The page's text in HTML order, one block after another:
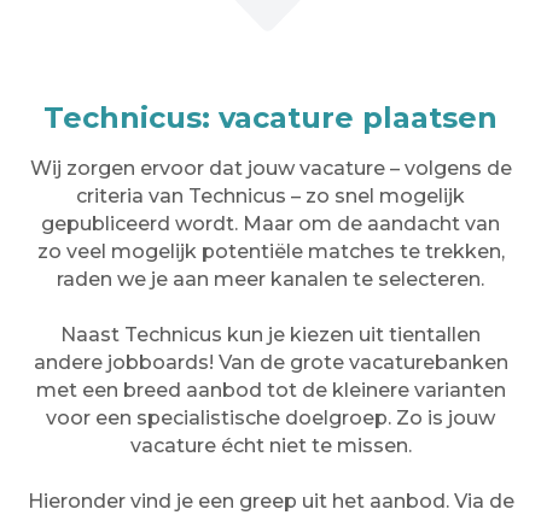
Technicus: vacature plaatsen
Wij zorgen ervoor dat jouw vacature – volgens de
criteria van Technicus – zo snel mogelijk
gepubliceerd wordt. Maar om de aandacht van
zo veel mogelijk potentiële matches te trekken,
raden we je aan meer kanalen te selecteren.
Naast Technicus kun je kiezen uit tientallen
andere jobboards! Van de grote vacaturebanken
met een breed aanbod tot de kleinere varianten
voor een specialistische doelgroep. Zo is jouw
vacature écht niet te missen.
Hieronder vind je een greep uit het aanbod. Via de